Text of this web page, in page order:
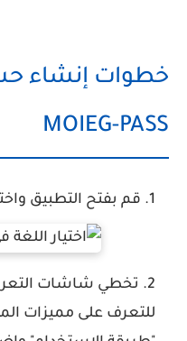
خطوات إنشاء
MOIEG-PASS
قم بفتح التطبيق
تخطي شاشات
للتعرف على مميزات